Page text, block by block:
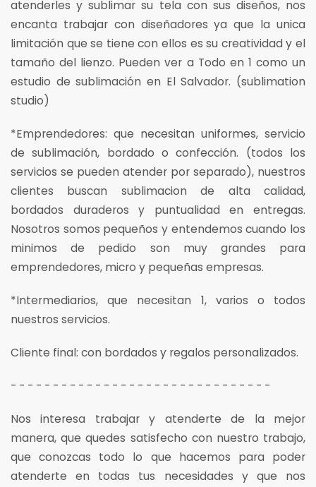
atenderles y sublimar su tela con sus diseños, nos
encanta trabajar con diseñadores ya que la unica
limitación que se tiene con ellos es su creatividad y el
tamaño del lienzo. Pueden ver a Todo en 1 como un
estudio de sublimación en El Salvador. (sublimation
studio)
*Emprendedores: que necesitan uniformes, servicio
de sublimación, bordado o confección. (todos los
servicios se pueden atender por separado), nuestros
clientes buscan sublimacion de alta calidad,
bordados duraderos y puntualidad en entregas.
Nosotros somos pequeños y entendemos cuando los
minimos de pedido son muy grandes para
emprendedores, micro y pequeñas empresas.
*Intermediarios, que necesitan 1, varios o todos
nuestros servicios.
Cliente final: con bordados y regalos personalizados.
- - - - - - - - - - - - - - - - - - - - - - - - - - - - - - -
Nos interesa trabajar y atenderte de la mejor
manera, que quedes satisfecho con nuestro trabajo,
que conozcas todo lo que hacemos para poder
atenderte en todas tus necesidades y que nos